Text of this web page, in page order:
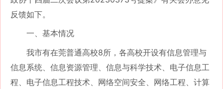
反馈如下。
一、基本情况
我市有在莞普通高校8所，各高校开设有信息管理与
信息系统、信息资源管理、信息与科学技术、电子信息工
程、电子信息工程技术、网络空间安全、网络工程、计算